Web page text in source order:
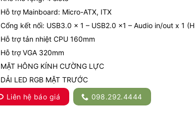
Hỗ trợ Mainboard: Micro-ATX, ITX
Cổng kết nối: USB3.0 x 1 – USB2.0 x1 – Audio in/out x 1
Hỗ trợ tản nhiệt CPU 160mm
Hỗ trợ VGA 320mm
MẶT HÔNG KÍNH CƯỜNG LỰC
DẢI LED RGB MẶT TRƯỚC
Liên hệ báo giá
098.292.4444